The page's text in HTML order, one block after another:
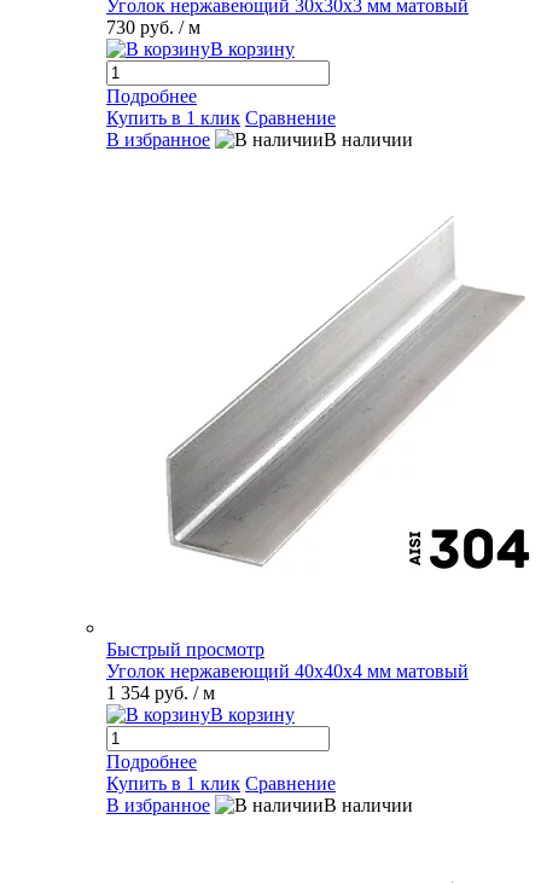
Уголок нержавеющий 30х30х3 мм матовый
730 руб. / м
В корзину
Подробнее
Купить в 1 клик Сравнение
В избранное
В наличии
Быстрый просмотр
Уголок нержавеющий 40х40х4 мм матовый
1 354 руб. / м
В корзину
Подробнее
Купить в 1 клик Сравнение
В избранное
В наличии